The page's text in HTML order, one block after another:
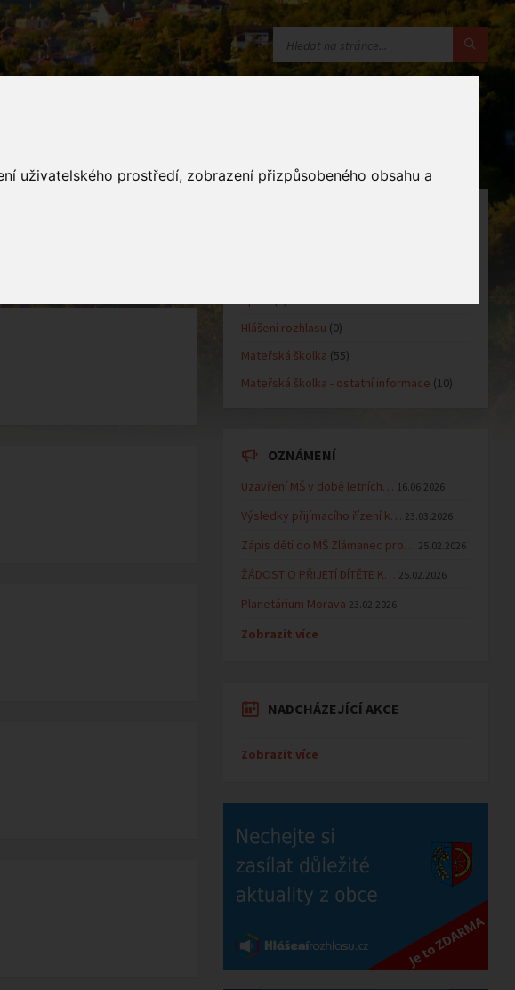
uživatelského prostředí, zobrazení přizpůsobeného obsahu a
Hlášení rozhlasu (0)
Mateřská školka (55)
Mateřská školka - ostatní informace (10)
OZNÁMENÍ
Uzavření MŠ v době letních… 16.06.2026
Výsledky přijímacího řízení k… 23.03.2026
Zápis dětí do MŠ Zlámanec pro… 25.02.2026
ŽÁDOST O PŘIJETÍ DÍTĚTE K… 25.02.2026
Planetárium Morava 23.02.2026
Zobrazit více
NADCHÁZEJÍCÍ AKCE
Zobrazit více